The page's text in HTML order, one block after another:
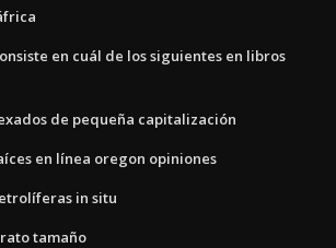
en cuál de los siguientes en libros
de pequeña capitalización
en línea oregon opiniones
in situ
tamaño